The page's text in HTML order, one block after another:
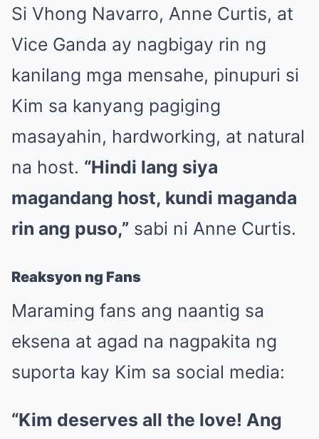
Si Vhong Navarro, Anne Curtis, at
Vice Ganda ay nagbigay rin ng
kanilang mga mensahe, pinupuri si
Kim sa kanyang pagiging
masayahin, hardworking, at natural
na host. “Hindi lang siya
magandang host, kundi maganda
rin ang puso,” sabi ni Anne Curtis.
Reaksyon ng Fans
Maraming fans ang naantig sa
eksena at agad na nagpakita ng
suporta kay Kim sa social media:
“Kim deserves all the love! Ang